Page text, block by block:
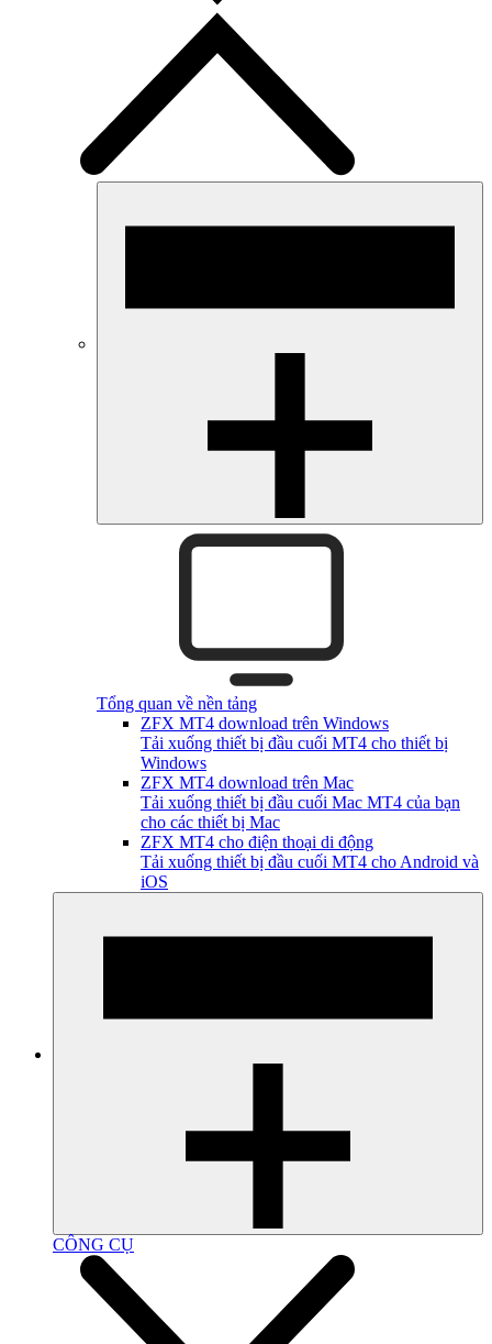
Tổng quan về nền tảng
ZFX MT4 download trên Windows
Tải xuống thiết bị đầu cuối MT4 cho thiết bị
Windows
ZFX MT4 download trên Mac
Tải xuống thiết bị đầu cuối Mac MT4 của bạn
cho các thiết bị Mac
ZFX MT4 cho điện thoại di động
Tải xuống thiết bị đầu cuối MT4 cho Android và
iOS
CÔNG CỤ